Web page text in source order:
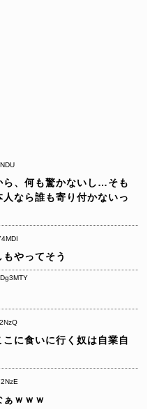
ら、何も驚かないし…そも
なら誰も寄り付かないっ
やってそう
に食いに行く奴は自業自
ｗｗｗ